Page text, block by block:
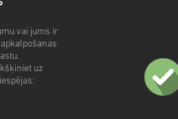
vai jums ir
uz